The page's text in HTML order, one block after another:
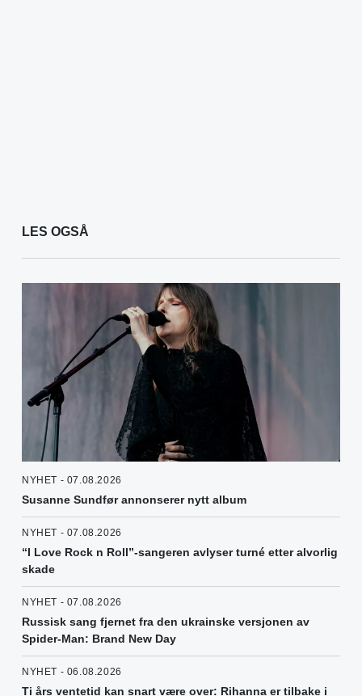
LES OGSÅ
NYHET - 07.08.2026
Susanne Sundfør annonserer nytt album
NYHET - 07.08.2026
“I Love Rock n Roll”-sangeren avlyser turné etter alvorlig
skade
NYHET - 07.08.2026
Russisk sang fjernet fra den ukrainske versjonen av
Spider-Man: Brand New Day
NYHET - 06.08.2026
Ti års ventetid kan snart være over: Rihanna er tilbake i